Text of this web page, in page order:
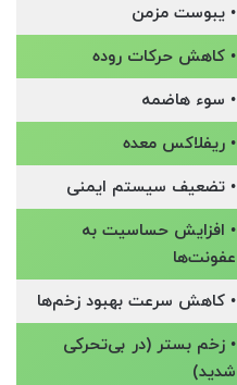
• یبوست مزمن
• کاهش حرکات روده
• سوء هاضمه
• ریفلاکس معده
• تضعیف سیستم ایمنی
• افزایش حساسیت به
عفونت‌ها
• کاهش سرعت بهبود زخم‌ها
• زخم بستر (در بی‌تحرکی
شدید)